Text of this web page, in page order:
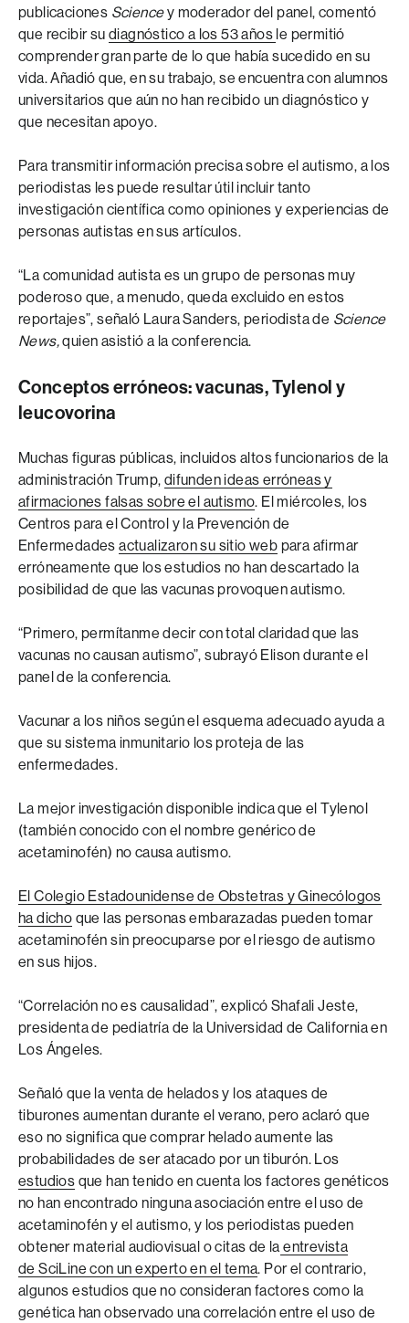
publicaciones Sciencey moderador del panel, comentó
que recibir sudiagnóstico a los 53 años le permitió
comprender gran parte de lo que había sucedido en su
vida. Añadió que, en su trabajo, se encuentra con alumnos
universitarios que aún no han recibido un diagnóstico y
que necesitan apoyo.
Para transmitir información precisa sobre el autismo, a los
periodistas les puede resultar útil incluir tanto
investigación científica como opiniones y experiencias de
personas autistas en sus artículos.
“La comunidad autista es un grupo de personas muy
poderoso que, a menudo, queda excluido en estos
reportajes”, señaló Laura Sanders, periodista de Science
News,quien asistió a la conferencia.
Conceptos erróneos: vacunas, Tylenol y
leucovorina
Muchas figuras públicas, incluidos altos funcionarios de la
administración Trump, difunden ideas erróneas y
afirmaciones falsas sobre el autismo. El miércoles, los
Centros para el Control y la Prevención de
Enfermedadesactualizaron su sitio web para afirmar
erróneamente que los estudios no han descartado la
posibilidad de que las vacunas provoquen autismo.
“Primero, permítanme decir con total claridad que las
vacunas no causan autismo”, subrayó Elison durante el
panel de la conferencia.
Vacunar a los niños según el esquema adecuado ayuda a
que su sistema inmunitario los proteja de las
enfermedades.
La mejor investigación disponible indica que el Tylenol
(también conocido con el nombre genérico de
acetaminofén) no causa autismo.
El Colegio Estadounidense de Obstetras y Ginecólogos
ha dicho que las personas embarazadas pueden tomar
acetaminofén sin preocuparse por el riesgo de autismo
en sus hijos.
“Correlación no es causalidad”, explicó Shafali Jeste,
presidenta de pediatría de la Universidad de California en
Los Ángeles.
Señaló que la venta de helados y los ataques de
tiburones aumentan durante el verano, pero aclaró que
eso no significa que comprar helado aumente las
probabilidades de ser atacado por un tiburón. Los
estudios que han tenido en cuenta los factores genéticos
no han encontrado ninguna asociación entre el uso de
acetaminofén y el autismo, y los periodistas pueden
obtener material audiovisual o citas de la entrevista
de SciLine con un experto en el tema. Por el contrario,
algunos estudios que no consideran factores como la
genética han observado una correlación entre el uso de